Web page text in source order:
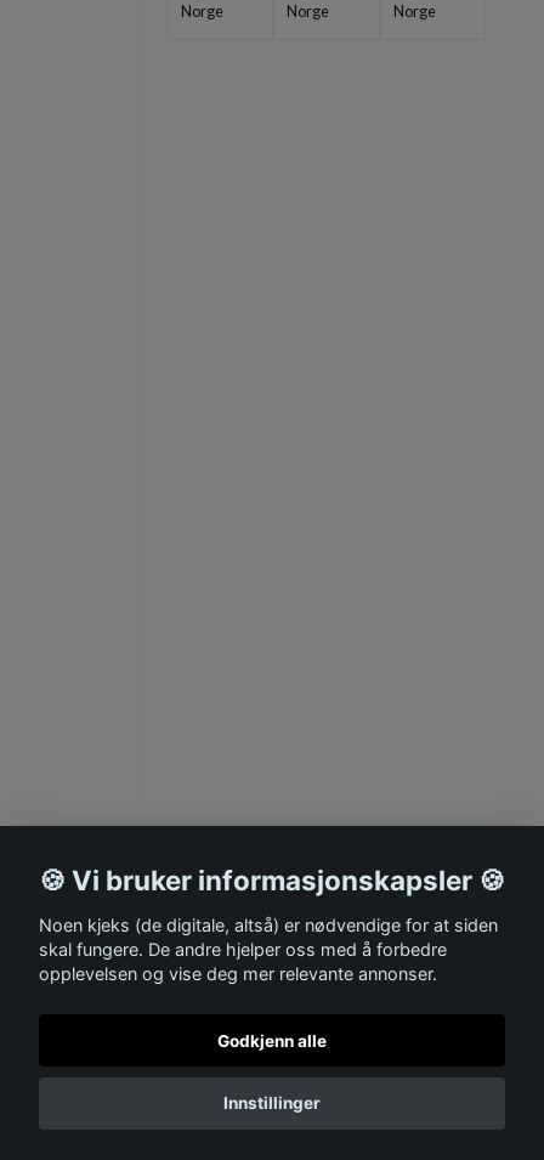
Norge
Norge
Norge
🍪 Vi bruker informasjonskapsler 🍪
Noen kjeks (de digitale, altså) er nødvendige for at siden
skal fungere. De andre hjelper oss med å forbedre
opplevelsen og vise deg mer relevante annonser.
Godkjenn alle
Innstillinger